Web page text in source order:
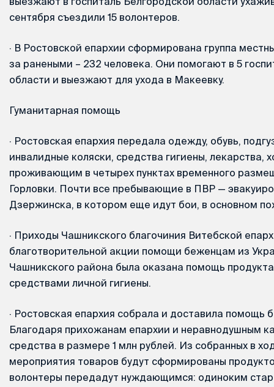
сентября съездили 15 волонтеров.
· В Ростовской епархии сформирована группа
за ранеными – 232 человека. Они помогают в 5
области и выезжают для ухода в Макеевку.
Гуманитарная помощь
· Ростовская епархия передала одежду, обувь,
инвалидные коляски, средства гигиены, лекарства,
проживающим в четырех пунктах временного
Горловки. Почти все пребывающие в ПВР —
Дзержинска, в котором еще идут бои, в основном
· Приходы Чашникского благочиния Витебской
благотворительной акции помощи беженцам из
Чашникского района была оказана помощь
средствами личной гигиены.
· Ростовская епархия собрала и доставила помощь
Благодаря прихожанам епархии и неравнодушным
средства в размере 1 млн рублей. Из собранных в
мероприятия товаров будут сформированы
волонтеры передадут нуждающимся: одиноким